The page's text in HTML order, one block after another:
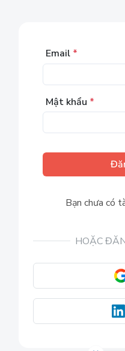
Email *
Mật khẩu *
Bạn chưa có
HOẶC